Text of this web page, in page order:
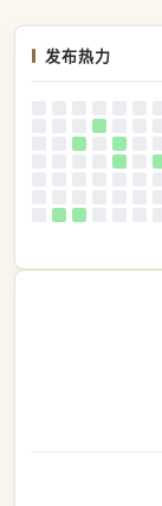
发布热力